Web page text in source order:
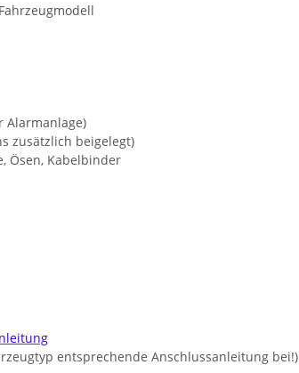
Alarmanlage)
zusätzlich beigelegt)
Ösen, Kabelbinder
entsprechende Anschlussanleitung bei!)